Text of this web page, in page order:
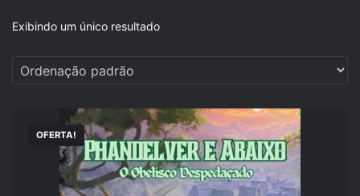
Exibindo um único resultado
OFERTA!